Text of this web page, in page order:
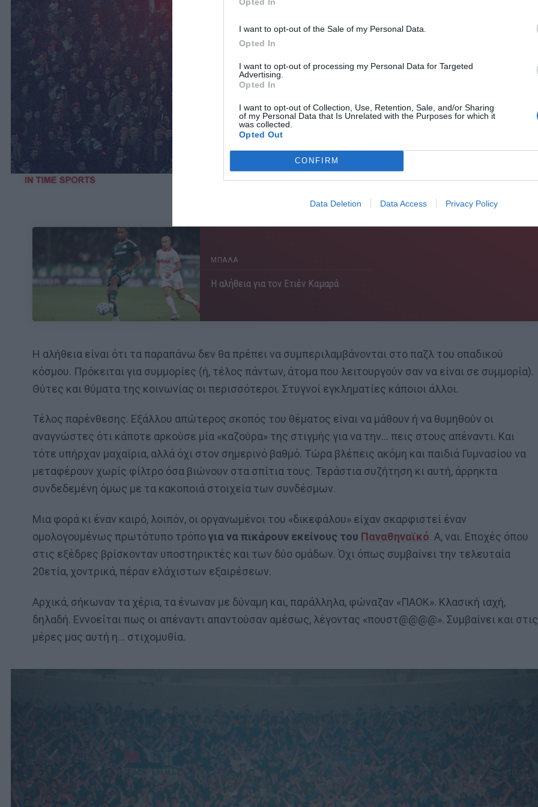
I want to opt-out of the Sale of my Personal Data.
Opted In
I want to opt-out of processing my Personal Data for Targeted
Advertising.
Opted In
I want to opt-out of Collection, Use, Retention, Sale, and/or Sharing
of my Personal Data that Is Unrelated with the Purposes for which it
was collected.
Opted Out
CONFIRM
Data Deletion Data Access Privacy Policy
ΜΠΑΛΑ
Η αλήθεια για τον Ετιέν Καμαρά
Η αλήθεια είναι ότι τα παραπάνω δεν θα πρέπει να συμπεριλαμβάνονται στο παζλ του οπαδικού
κόσμου. Πρόκειται για συμμορίες (ή, τέλος πάντων, άτομα που λειτουργούν σαν να είναι σε συμμορία).
Θύτες και θύματα της κοινωνίας οι περισσότεροι. Στυγνοί εγκληματίες κάποιοι άλλοι.
Τέλος παρένθεσης. Εξάλλου απώτερος σκοπός του θέματος είναι να μάθουν ή να θυμηθούν οι
αναγνώστες ότι κάποτε αρκούσε μία «καζούρα» της στιγμής για να την… πεις στους απέναντι. Και
τότε υπήρχαν μαχαίρια, αλλά όχι στον σημερινό βαθμό. Τώρα βλέπεις ακόμη και παιδιά Γυμνασίου να
μεταφέρουν χωρίς φίλτρο όσα βιώνουν στα σπίτια τους. Τεράστια συζήτηση κι αυτή, άρρηκτα
συνδεδεμένη όμως με τα κακοποιά στοιχεία των συνδέσμων.
Μια φορά κι έναν καιρό, λοιπόν, οι οργανωμένοι του «δικεφάλου» είχαν σκαρφιστεί έναν
ομολογουμένως πρωτότυπο τρόπογια να πικάρουν εκείνους του Παναθηναϊκό. Α, ναι. Εποχές όπου
στις εξέδρες βρίσκονταν υποστηρικτές και των δύο ομάδων. Όχι όπως συμβαίνει την τελευταία
20ετία, χοντρικά, πέραν ελάχιστων εξαιρέσεων.
Αρχικά, σήκωναν τα χέρια, τα ένωναν με δύναμη και, παράλληλα, φώναζαν «ΠΑΟΚ». Κλασική ιαχή,
δηλαδή. Εννοείται πως οι απέναντι απαντούσαν αμέσως, λέγοντας «πουστ@@@@». Συμβαίνει και στις
μέρες μας αυτή η… στιχομυθία.